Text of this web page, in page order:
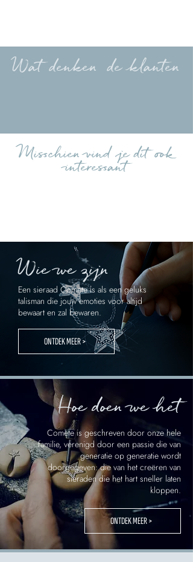
Wat denken de klanten
Misschien vind je dit ook
interessant
Wie we zijn
Een sieraad Comete is als een geluks
talisman die jouw emoties voor altijd
bewaart en zal bewaren.
ONTDEK MEER >
Hoe doen we het
Comete is geschreven door onze hele
familie, verenigd door een passie die van
generatie op generatie wordt
doorgegeven: die van het creëren van
sieraden die het hart sneller laten
kloppen.
ONTDEK MEER >